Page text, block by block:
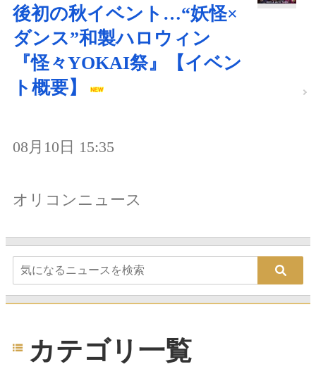
後初の秋イベント…“妖怪×
ダンス”和製ハロウィン
『怪々YOKAI祭』【イベン
ト概要】
08月10日 15:35
オリコンニュース
カテゴリ一覧